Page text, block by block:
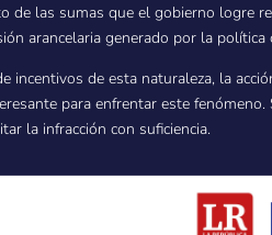
de las sumas que el gobierno logre
arancelaria generado por la
incentivos de esta naturaleza, la
para enfrentar este
la infracción con suficiencia.